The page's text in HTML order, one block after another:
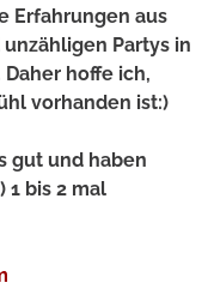
Erfahrungen aus
unzähligen Partys in
hoffe ich,
vorhanden ist:)
gut und haben
1 bis 2 mal